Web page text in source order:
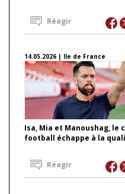
Réagir
14.05.2026 | Ile de France
Isa, Mia et Manoushag, le
football échappe à la
Réagir